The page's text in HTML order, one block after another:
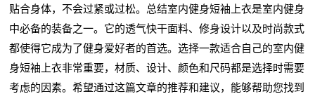
贴合身体，不会过紧或过松。总结室内健身短袖上衣是室内健身
中必备的装备之一。它的透气快干面料、修身设计以及时尚款式
都使得它成为了健身爱好者的首选。选择一款适合自己的室内健
身短袖上衣非常重要，材质、设计、颜色和尺码都是选择时需要
考虑的因素。希望通过这篇文章的推荐和建议，能够帮助您找到